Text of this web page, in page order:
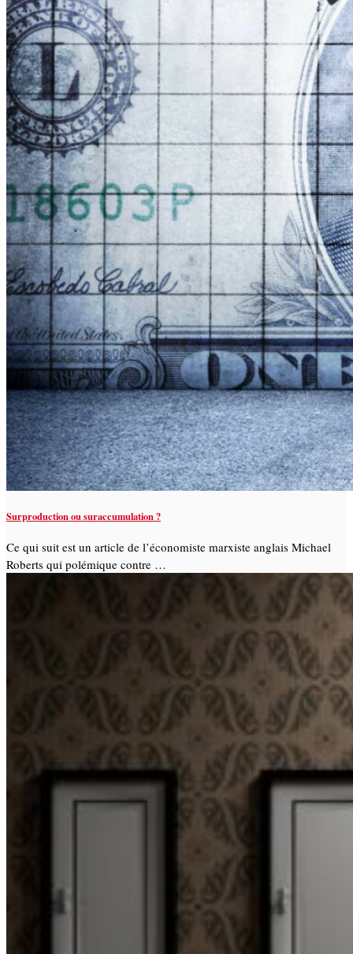
Surproduction ou suraccumulation ?
Ce qui suit est un article de l’économiste marxiste anglais Michael
Roberts qui polémique contre …